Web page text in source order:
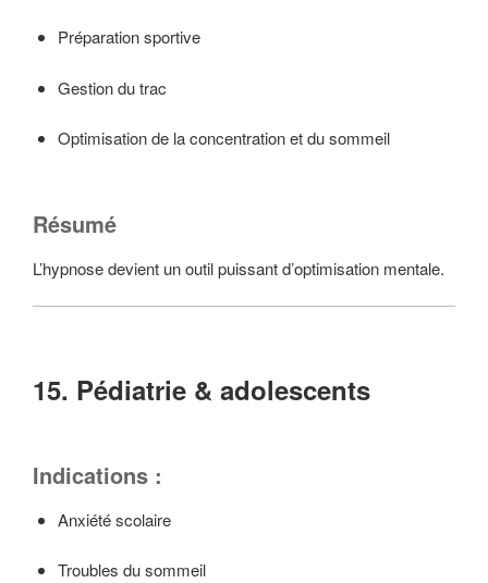
Préparation sportive
Gestion du trac
Optimisation de la concentration et du sommeil
Résumé
L’hypnose devient un outil puissant d’optimisation mentale.
15. Pédiatrie & adolescents
Indications :
Anxiété scolaire
Troubles du sommeil